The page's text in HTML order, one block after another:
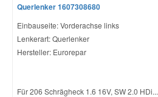
Querlenker 1607308680
Einbauseite: Vorderachse links
Lenkerart: Querlenker
Hersteller: Eurorepar
Für 206 Schrägheck 1.6 16V, SW 2.0 HDi...